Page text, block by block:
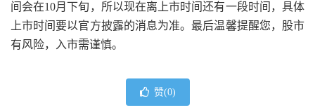
间会在10月下旬，所以现在离上市时间还有一段时间，具体
上市时间要以官方披露的消息为准。最后温馨提醒您，股市
有风险，入市需谨慎。
赞(0)